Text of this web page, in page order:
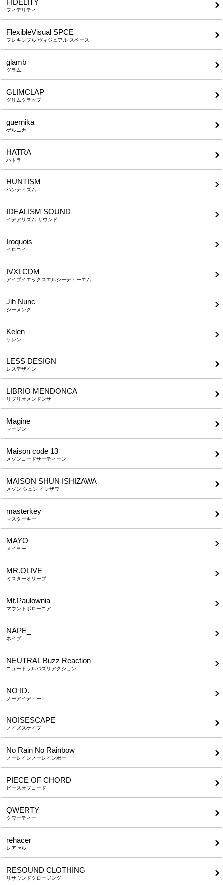
FIDELITY
フィデリティ
FlexibleVisual SPCE
フレキシブル ヴィジュアル スペース
glamb
グラム
GLIMCLAP
グリムクラップ
guernika
ゲルニカ
HATRA
ハトラ
HUNTISM
ハンティズム
IDEALISM SOUND
イデアリズム サウンド
Iroquois
イロコイ
IVXLCDM
アイブイエックスエルシーディーエム
Jih Nunc
ジーヌンク
Kelen
ケレン
LESS DESIGN
レスデザイン
LIBRIO MENDONCA
リブリオメンドンサ
Magine
マージン
Maison code 13
メゾンコードサーティーン
MAISON SHUN ISHIZAWA
メゾン シュン イシザワ
masterkey
マスターキー
MAYO
メイヨー
MR.OLIVE
ミスターオリーブ
Mt.Paulownia
マウントポローニア
NAPE_
ネイプ
NEUTRAL Buzz Reaction
ニュートラルバズリアクション
NO ID.
ノーアイディー
NOISESCAPE
ノイズスケイプ
No Rain No Rainbow
ノーレインノーレインボー
PIECE OF CHORD
ピースオブコード
QWERTY
クワーティー
rehacer
レアセル
RESOUND CLOTHING
リサウンドクロージング